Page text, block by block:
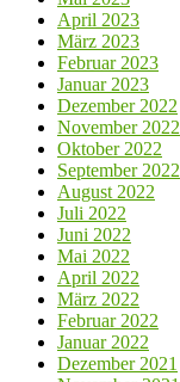
April 2023
März 2023
Februar 2023
Januar 2023
Dezember 2022
November 2022
Oktober 2022
September 2022
August 2022
Juli 2022
Juni 2022
Mai 2022
April 2022
März 2022
Februar 2022
Januar 2022
Dezember 2021